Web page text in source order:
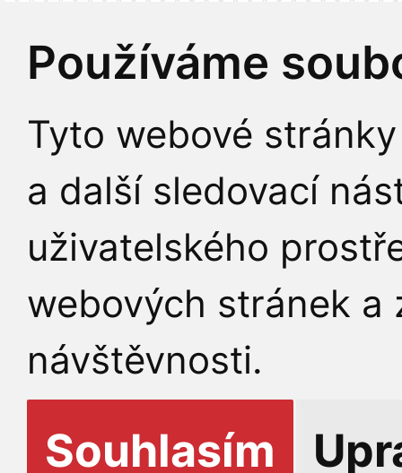
Používáme
Tyto webové
a další sledovací
uživatelského
webových stránek a
návštěvnosti.
Souhlasím